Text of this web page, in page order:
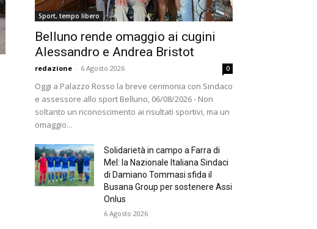
Sport, tempo libero
Belluno rende omaggio ai cugini
Alessandro e Andrea Bristot
redazione - 6 Agosto 2026 0
Oggi a Palazzo Rosso la breve cerimonia con Sindaco
e assessore allo sport Belluno, 06/08/2026 - Non
soltanto un riconoscimento ai risultati sportivi, ma un
omaggio...
Solidarietà in campo a Farra di
Mel: la Nazionale Italiana Sindaci
di Damiano Tommasi sfida il
Busana Group per sostenere Assi
Onlus
6 Agosto 2026